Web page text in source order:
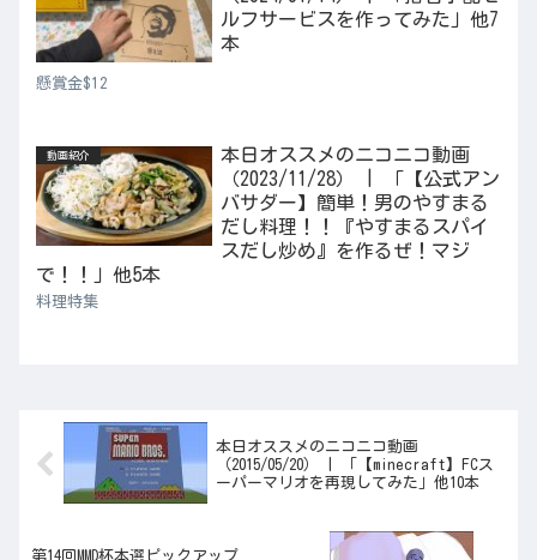
ルフサービスを作ってみた」他7
本
懸賞金$12
動画紹介
本日オススメのニコニコ動画
（2023/11/28） | 「【公式アン
バサダー】簡単！男のやすまる
だし料理！！『やすまるスパイ
スだし炒め』を作るぜ！マジ
で！！」他5本
料理特集
本日オススメのニコニコ動画
（2015/05/20） | 「【minecraft】FCス
ーパーマリオを再現してみた」他10本
第14回MMD杯本選ピックアップ